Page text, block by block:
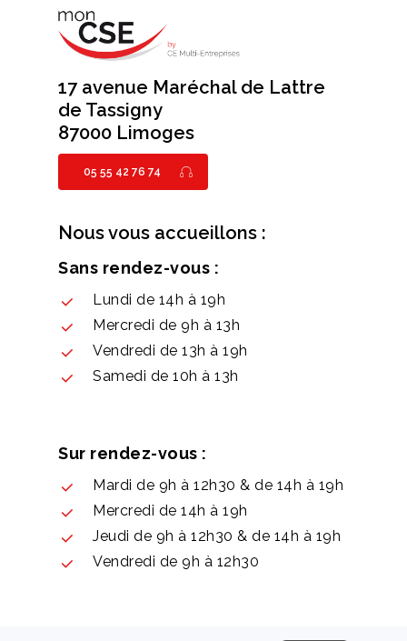
17 avenue Maréchal de Lattre
de Tassigny
87000 Limoges
05 55 42 76 74
Nous vous accueillons :
Sans rendez-vous :
Lundi de 14h à 19h
Mercredi de 9h à 13h
Vendredi de 13h à 19h
Samedi de 10h à 13h
Sur rendez-vous :
Mardi de 9h à 12h30 & de 14h à 19h
Mercredi de 14h à 19h
Jeudi de 9h à 12h30 & de 14h à 19h
Vendredi de 9h à 12h30